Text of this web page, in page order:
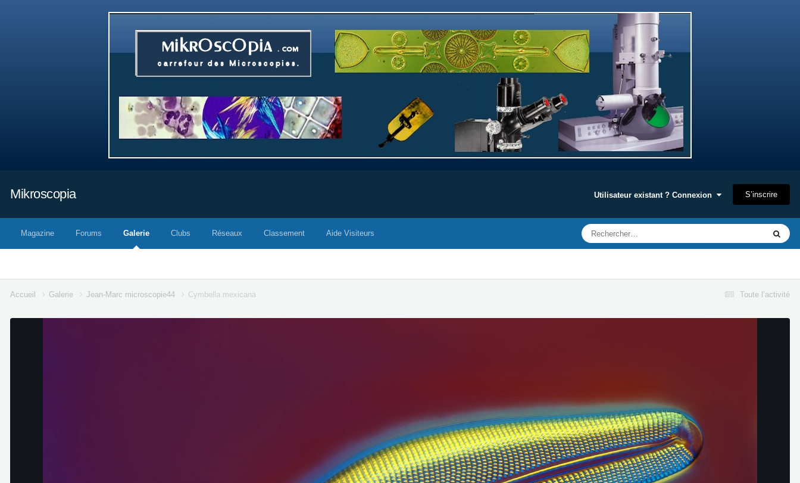
Mikroscopia Utilisateur existant ? Connexion S’inscrire
Magazine Forums Galerie Clubs Réseaux Classement Aide Visiteurs
Toute l’activité
Accueil Galerie Jean-Marc microscopie44 Cymbella mexicana